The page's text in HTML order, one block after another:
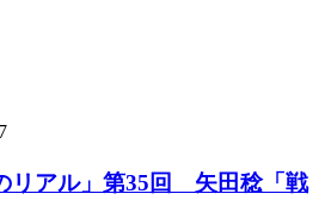
リアル」第35回 矢田稔「戦